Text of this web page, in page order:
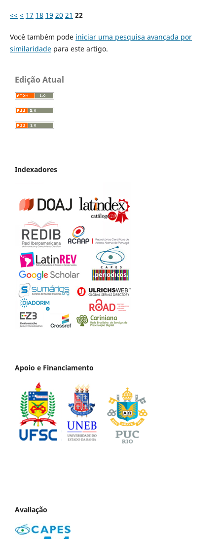
<< < 17 18 19 20 21 22
Você também pode iniciar uma pesquisa avançada por
similaridadepara este artigo.
Edição Atual
Indexadores
Apoio e Financiamento
Avaliação